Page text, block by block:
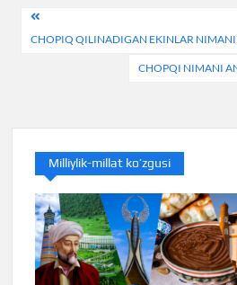
Post
menyusi
CHOPIQ QILINADIGAN EKINLAR
CHOPQI NIMANI
Milliylik-millat ko’zgusi